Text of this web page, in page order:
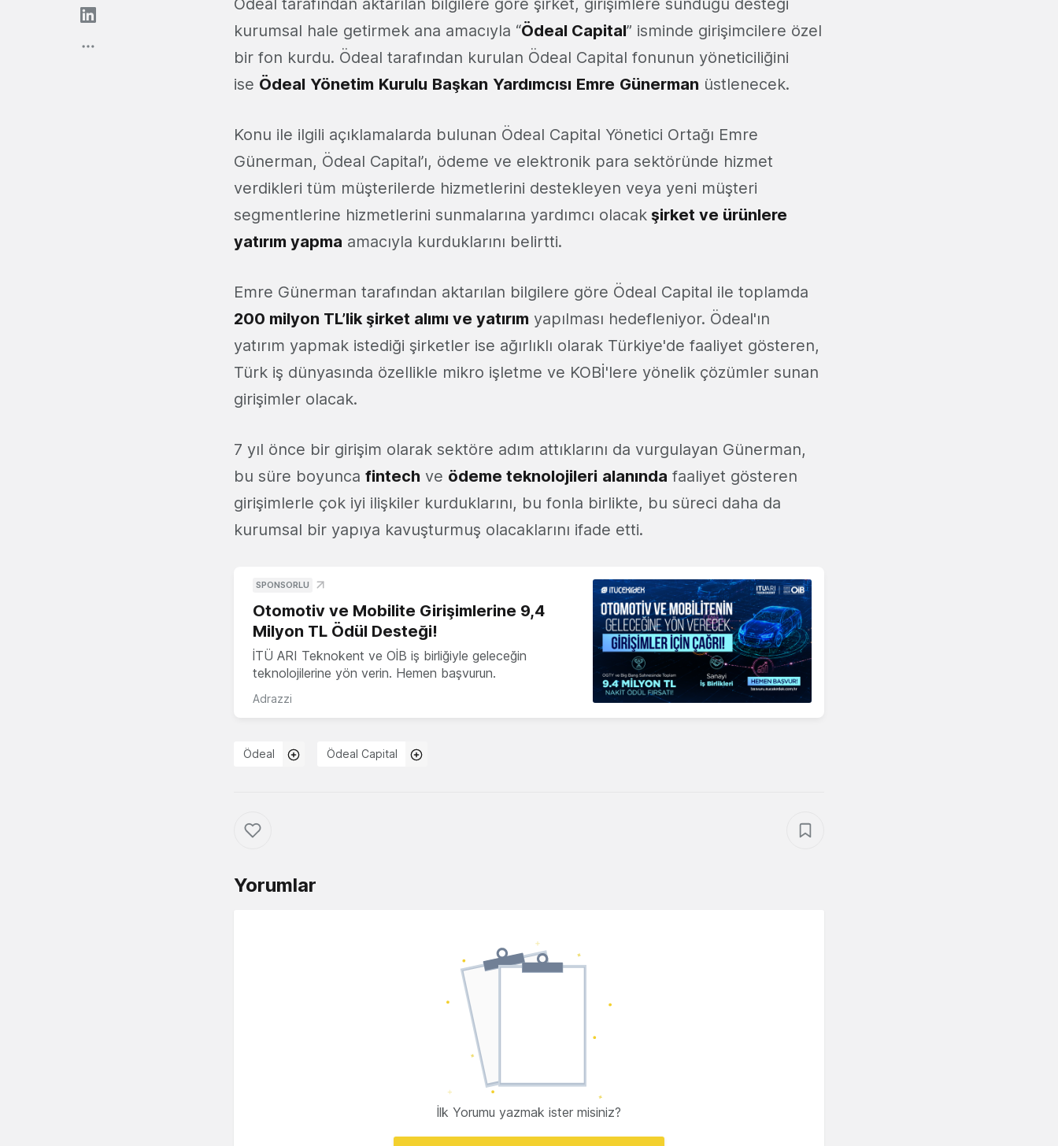
Ödeal tarafından aktarılan bilgilere göre şirket, girişimlere sunduğu desteği
kurumsal hale getirmek ana amacıyla “Ödeal Capital” isminde girişimcilere özel
bir fon kurdu. Ödeal tarafından kurulan Ödeal Capital fonunun yöneticiliğini
ise Ödeal Yönetim Kurulu Başkan Yardımcısı Emre Günerman üstlenecek.
Konu ile ilgili açıklamalarda bulunan Ödeal Capital Yönetici Ortağı Emre
Günerman, Ödeal Capital’ı, ödeme ve elektronik para sektöründe hizmet
verdikleri tüm müşterilerde hizmetlerini destekleyen veya yeni müşteri
segmentlerine hizmetlerini sunmalarına yardımcı olacak şirket ve ürünlere
yatırım yapma amacıyla kurduklarını belirtti.
Emre Günerman tarafından aktarılan bilgilere göre Ödeal Capital ile toplamda
200 milyon TL’lik şirket alımı ve yatırım yapılması hedefleniyor. Ödeal'ın
yatırım yapmak istediği şirketler ise ağırlıklı olarak Türkiye'de faaliyet gösteren,
Türk iş dünyasında özellikle mikro işletme ve KOBİ'lere yönelik çözümler sunan
girişimler olacak.
7 yıl önce bir girişim olarak sektöre adım attıklarını da vurgulayan Günerman,
bu süre boyunca fintech ve ödeme teknolojileri alanında faaliyet gösteren
girişimlerle çok iyi ilişkiler kurduklarını, bu fonla birlikte, bu süreci daha da
kurumsal bir yapıya kavuşturmuş olacaklarını ifade etti.
SPONSORLU
Otomotiv ve Mobilite Girişimlerine 9,4
Milyon TL Ödül Desteği!
İTÜ ARI Teknokent ve OİB iş birliğiyle geleceğin
teknolojilerine yön verin. Hemen başvurun.
Adrazzi
Ödeal Ödeal Capital
Yorumlar
İlk Yorumu yazmak ister misiniz?